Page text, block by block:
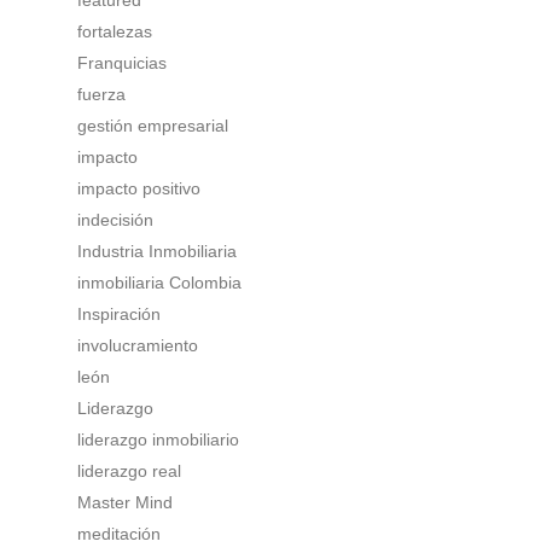
fortalezas
Franquicias
fuerza
gestión empresarial
impacto
impacto positivo
indecisión
Industria Inmobiliaria
inmobiliaria Colombia
Inspiración
involucramiento
león
Liderazgo
liderazgo inmobiliario
liderazgo real
Master Mind
meditación